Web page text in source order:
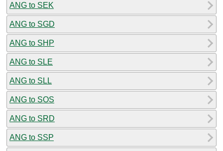
ANG to SEK
ANG to SGD
ANG to SHP
ANG to SLE
ANG to SLL
ANG to SOS
ANG to SRD
ANG to SSP